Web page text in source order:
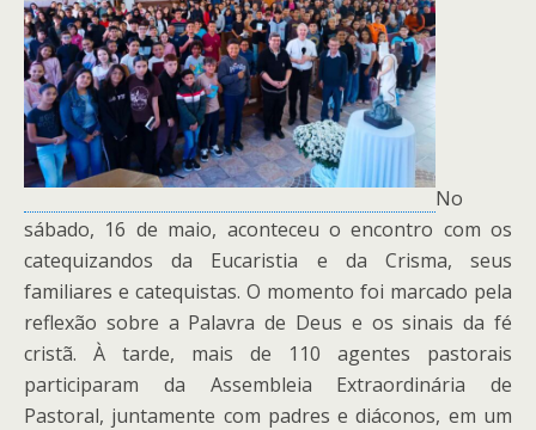
No
sábado, 16 de maio, aconteceu o encontro com os
catequizandos da Eucaristia e da Crisma, seus
familiares e catequistas. O momento foi marcado pela
reflexão sobre a Palavra de Deus e os sinais da fé
cristã. À tarde, mais de 110 agentes pastorais
participaram da Assembleia Extraordinária de
Pastoral, juntamente com padres e diáconos, em um